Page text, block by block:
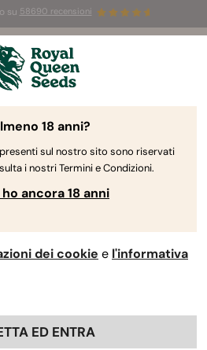
su 58690 recensioni
Widow AutoGRATIS per i
RQS Blog
18 anni?
sul nostro sito sono riservati
i nostri Termini e Condizioni.
ancora 18 anni
dei cookie e l'informativa
ED ENTRA